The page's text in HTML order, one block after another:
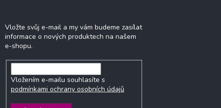
Vložte svůj e-mail a my vám budeme zasílat
informace o nových produktech na našem
e-shopu.
Vložením e-mailu souhlasíte s
podmínkami ochrany osobních údajů